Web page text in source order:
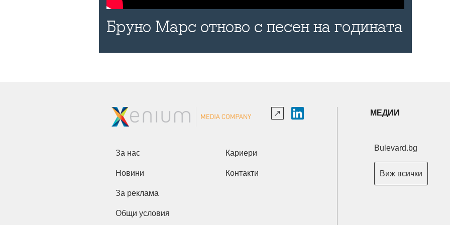
Бруно Марс отново с песен на годината
За нас Кариери
Новини Контакти
За реклама
Общи условия
МЕДИИ
Bulevard.bg
Виж всички